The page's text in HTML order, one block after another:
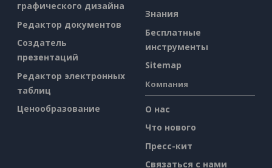
графического дизайна
Редактор документов
Создатель
презентаций
Редактор электронных
таблиц
Ценообразование
Знания
Бесплатные
инструменты
Sitemap
Компания
О нас
Что нового
Пресс-кит
Связаться с нами